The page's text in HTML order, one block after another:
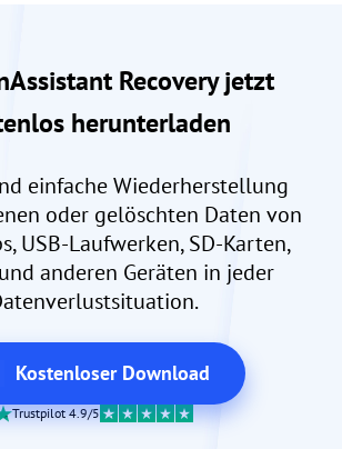
Recovery jetzt
herunterladen
einfache Wiederherstellung
oder gelöschten Daten von
USB-Laufwerken, SD-Karten,
anderen Geräten in jeder
Kostenloser Download
Trustpilot 4.9/5